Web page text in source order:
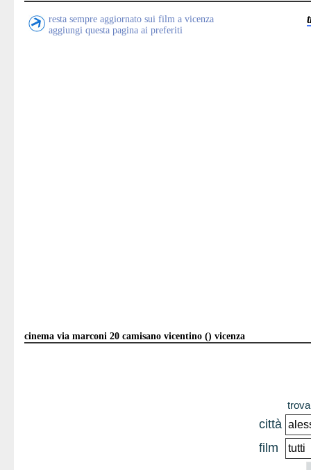
resta sempre aggiornato sui film a vicenza
aggiungi questa pagina ai preferiti
cinema via marconi 20 camisano vicentino () vicenza
città
film